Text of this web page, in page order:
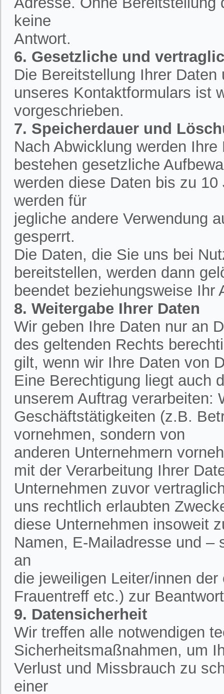
keine
Antwort.
6. Gesetzliche und
Die Bereitstellung Ihrer
unseres Kontaktformulars ist
vorgeschrieben.
7. Speicherdauer und
Nach Abwicklung werden
bestehen gesetzliche
werden diese Daten bis zu
werden für
jegliche andere Verwendung
gesperrt.
Die Daten, die Sie uns bei
bereitstellen, werden dann
beendet beziehungsweise
8. Weitergabe Ihrer Daten
Wir geben Ihre Daten nur an
des geltenden Rechts
gilt, wenn wir Ihre Daten von
Eine Berechtigung liegt auch
unserem Auftrag verarbeiten:
Geschäftstätigkeiten (z.B.
vornehmen, sondern von
anderen Unternehmern
mit der Verarbeitung Ihrer
Unternehmen zuvor
uns rechtlich erlaubten
diese Unternehmen insoweit
Namen, E-Mailadresse und –
an
die jeweiligen Leiter/innen
Frauentreff etc.) zur
9. Datensicherheit
Wir treffen alle notwendigen
Sicherheitsmaßnahmen, um
Verlust und Missbrauch zu
einer